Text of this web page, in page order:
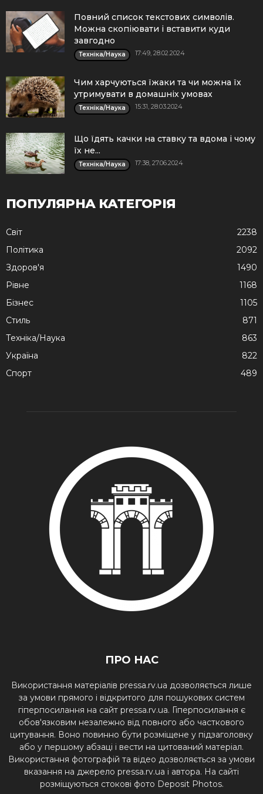
Повний список текстових символів.
Можна скопіювати і вставити куди
завгодно
Техніка/Наука 17:49, 28.02.2024
Чим харчуються їжаки та чи можна їх
утримувати в домашніх умовах
Техніка/Наука 15:31, 28.03.2024
Що їдять качки на ставку та вдома і чому
їх не...
Техніка/Наука 17:38, 27.06.2024
ПОПУЛЯРНА КАТЕГОРІЯ
Cвіт
2238
Політика
2092
Здоров'я
1490
Рівне
1168
Бізнес
1105
Стиль
871
Техніка/Наука
863
Україна
822
Спорт
489
ПРО НАС
Використання матеріалів pressa.rv.ua дозволяється лише
за умови прямого і відкритого для пошукових систем
гіперпосилання на сайт pressa.rv.ua. Гіперпосилання є
обов'язковим незалежно від повного або часткового
цитування. Воно повинно бути розміщене у підзаголовку
або у першому абзаці і вести на цитований матеріал.
Використання фотографій та відео дозволяється за умови
вказання на джерело pressa.rv.ua і автора. На сайті
розміщуються стокові фото Deposit Photos.